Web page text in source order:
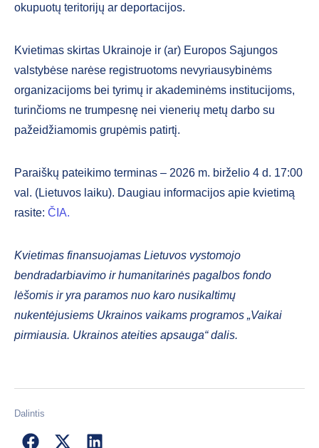
okupuotų teritorijų ar deportacijos.
Kvietimas skirtas Ukrainoje ir (ar) Europos Sąjungos
valstybėse narėse registruotoms nevyriausybinėms
organizacijoms bei tyrimų ir akademinėms institucijoms,
turinčioms ne trumpesnę nei vienerių metų darbo su
pažeidžiamomis grupėmis patirtį.
Paraiškų pateikimo terminas – 2026 m. birželio 4 d. 17:00
val. (Lietuvos laiku). Daugiau informacijos apie kvietimą
rasite: ČIA.
Kvietimas finansuojamas Lietuvos vystomojo
bendradarbiavimo ir humanitarinės pagalbos fondo
lėšomis ir yra paramos nuo karo nusikaltimų
nukentėjusiems Ukrainos vaikams programos „Vaikai
pirmiausia. Ukrainos ateities apsauga“ dalis.
Dalintis